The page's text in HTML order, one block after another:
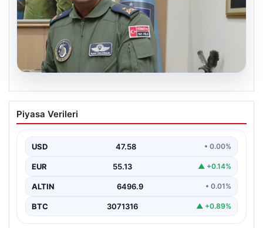
Rafet Dalkıran kimdir? Yeni Hava
Kuvvetleri Komutanı Rafet Dalkıran’ın
Piyasa Verileri
USD 47.58 • 0.00%
EUR 55.13 ▲ +0.14%
ALTIN 6496.9 • 0.01%
BTC 3071316 ▲ +0.89%